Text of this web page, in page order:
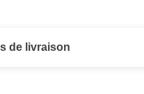
de livraison